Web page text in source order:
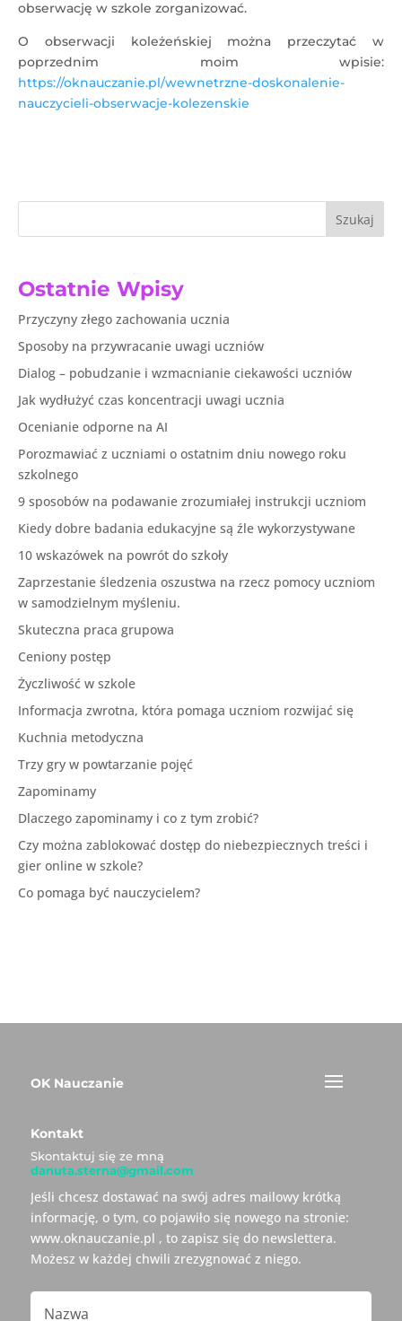
obserwację w szkole zorganizować.
O obserwacji koleżeńskiej można przeczytać w
poprzednim moim wpisie:
https://oknauczanie.pl/wewnetrzne-doskonalenie-
nauczycieli-obserwacje-kolezenskie
Szukaj
Ostatnie Wpisy
Przyczyny złego zachowania ucznia
Sposoby na przywracanie uwagi uczniów
Dialog – pobudzanie i wzmacnianie ciekawości uczniów
Jak wydłużyć czas koncentracji uwagi ucznia
Ocenianie odporne na AI
Porozmawiać z uczniami o ostatnim dniu nowego roku
szkolnego
9 sposobów na podawanie zrozumiałej instrukcji uczniom
Kiedy dobre badania edukacyjne są źle wykorzystywane
10 wskazówek na powrót do szkoły
Zaprzestanie śledzenia oszustwa na rzecz pomocy uczniom
w samodzielnym myśleniu.
Skuteczna praca grupowa
Ceniony postęp
Życzliwość w szkole
Informacja zwrotna, która pomaga uczniom rozwijać się
Kuchnia metodyczna
Trzy gry w powtarzanie pojęć
Zapominamy
Dlaczego zapominamy i co z tym zrobić?
Czy można zablokować dostęp do niebezpiecznych treści i
gier online w szkole?
Co pomaga być nauczycielem?
OK Nauczanie
Kontakt
Skontaktuj się ze mną
danuta.sterna@gmail.com
Jeśli chcesz dostawać na swój adres mailowy krótką
informację, o tym, co pojawiło się nowego na stronie:
www.oknauczanie.pl , to zapisz się do newslettera.
Możesz w każdej chwili zrezygnować z niego.